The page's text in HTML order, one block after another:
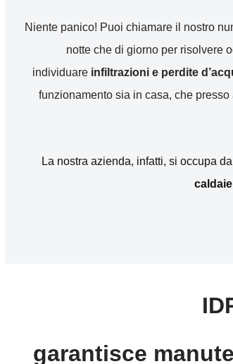
Niente panico! Puoi chiamare il nostro
notte che di giorno per risolvere
individuare infiltrazioni e perdite
funzionamento sia in casa, che
La nostra azienda, infatti, si occupa
garantisce